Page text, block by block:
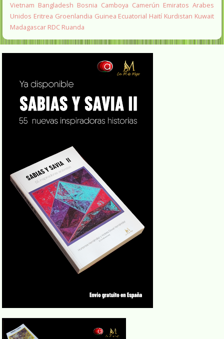
Vietnam Bangladesh Bosnia Camboya Camerún Emiratos Arabes
Unidos Eritrea Groenlandia Guinea Ecuatorial Haití Kurdistan Kuwait
Madagascar RDC Ruanda